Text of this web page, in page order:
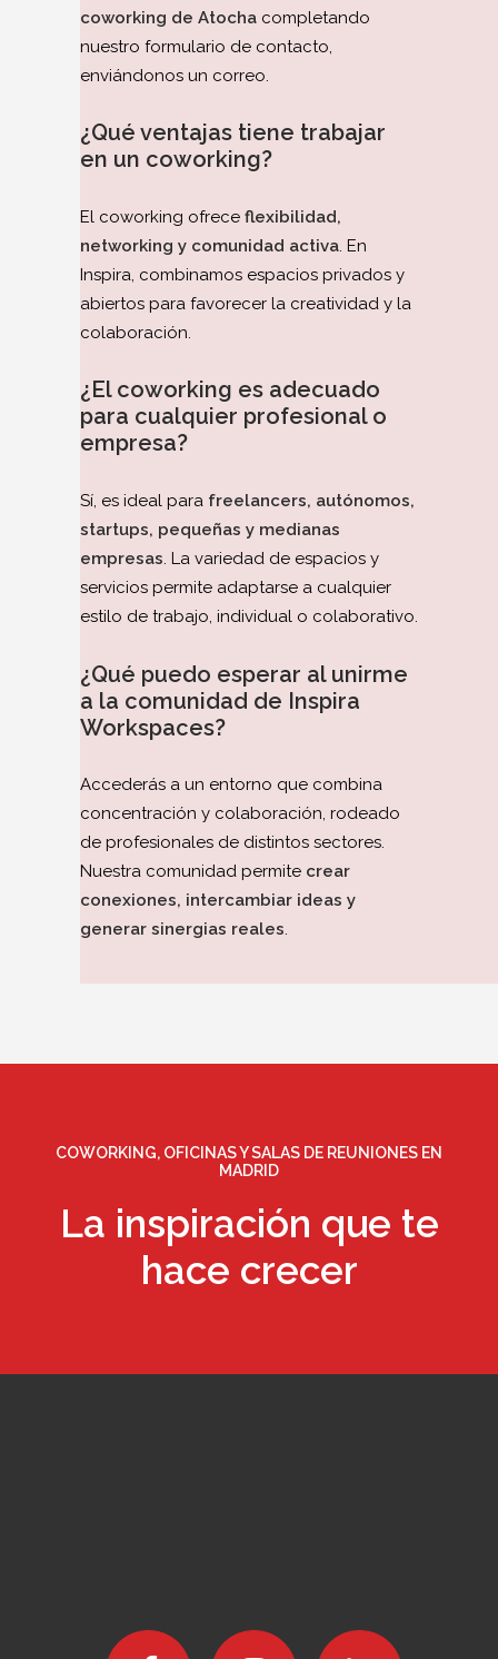
coworking de Atocha completando
nuestro formulario de contacto,
enviándonos un correo.
¿Qué ventajas tiene trabajar
en un coworking?
El coworking ofrece flexibilidad,
networking y comunidad activa. En
Inspira, combinamos espacios privados y
abiertos para favorecer la creatividad y la
colaboración.
¿El coworking es adecuado
para cualquier profesional o
empresa?
Sí, es ideal para freelancers, autónomos,
startups, pequeñas y medianas
empresas. La variedad de espacios y
servicios permite adaptarse a cualquier
estilo de trabajo, individual o colaborativo.
¿Qué puedo esperar al unirme
a la comunidad de Inspira
Workspaces?
Accederás a un entorno que combina
concentración y colaboración, rodeado
de profesionales de distintos sectores.
Nuestra comunidad permite crear
conexiones, intercambiar ideas y
generar sinergias reales.
COWORKING, OFICINAS Y SALAS DE REUNIONES EN
MADRID
La inspiración que te
hace crecer